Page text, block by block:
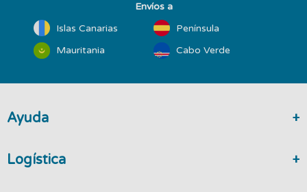
Envíos a
Islas Canarias
Península
Mauritania
Cabo Verde
Ayuda
Logística